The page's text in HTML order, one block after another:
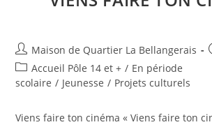
Auteur/autrice
de
la
publication :
Maison de Quartier La Bellangerais
Post
category:
Accueil Pôle 14 et + / En période
scolaire / Jeunesse / Projets culturels
Viens faire ton cinéma « Viens faire ton